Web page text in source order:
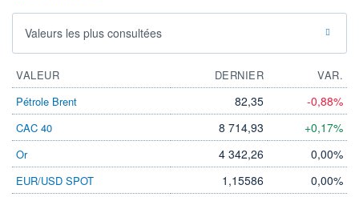
Valeurs les plus consultées
VALEUR DERNIER
VAR.
Pétrole Brent
82,35 -0,88%
CAC 40 8 714,93 +0,17%
Or 4 342,26 0,00%
EUR/USD SPOT 1,15586 0,00%